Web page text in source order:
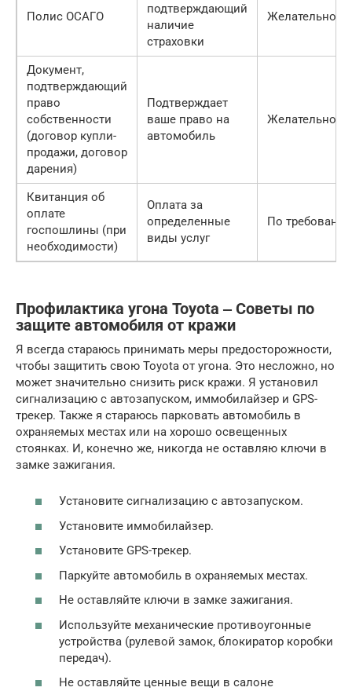
Полис ОСАГО
подтверждающий
наличие
страховки
Желательно
Документ,
подтверждающий
право
собственности
(договор купли-
продажи, договор
дарения)
Подтверждает
ваше право на
автомобиль
Желательно
Квитанция об
оплате
госпошлины (при
необходимости)
Оплата за
определенные
виды услуг
По
Профилактика угона Toyota ‒ Советы по
защите автомобиля от кражи
Я всегда стараюсь принимать меры предосторожности,
чтобы защитить свою Toyota от угона. Это несложно, но
может значительно снизить риск кражи. Я установил
сигнализацию с автозапуском, иммобилайзер и GPS-
трекер. Также я стараюсь парковать автомобиль в
охраняемых местах или на хорошо освещенных
стоянках. И, конечно же, никогда не оставляю ключи в
замке зажигания.
Установите сигнализацию с автозапуском.
Установите иммобилайзер.
Установите GPS-трекер.
Паркуйте автомобиль в охраняемых местах.
Не оставляйте ключи в замке зажигания.
Используйте механические противоугонные
устройства (рулевой замок, блокиратор коробки
передач).
Не оставляйте ценные вещи в салоне